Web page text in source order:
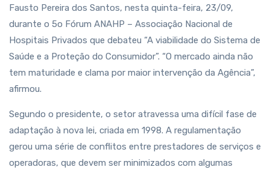
Fausto Pereira dos Santos, nesta quinta-feira, 23/09,
durante o 5o Fórum ANAHP – Associação Nacional de
Hospitais Privados que debateu “A viabilidade do Sistema de
Saúde e a Proteção do Consumidor”. “O mercado ainda não
tem maturidade e clama por maior intervenção da Agência”,
afirmou.
Segundo o presidente, o setor atravessa uma difícil fase de
adaptação à nova lei, criada em 1998. A regulamentação
gerou uma série de conflitos entre prestadores de serviços e
operadoras, que devem ser minimizados com algumas